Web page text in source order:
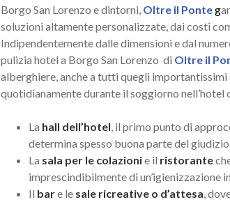
Borgo San Lorenzo e dintorni, Oltre il Ponteg
soluzioni altamente personalizzate, dai costi
Indipendentemente dalle dimensioni e dal
pulizia hotel a Borgo San Lorenzo di Oltre il
alberghiere, anche a tutti quegli
quotidianamente durante il soggiorno nell’hotel
La hall dell’hotel, il primo punto di
determina spesso buona parte del
La sala per le colazionie il ristorante
imprescindibilmente di un’igienizzazione
Il bare le sale ricreative o d’attesa,